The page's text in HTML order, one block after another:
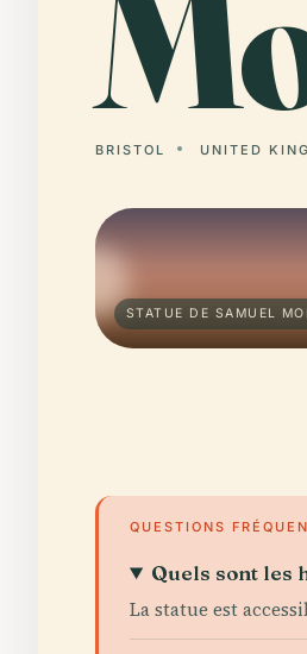
BRISTOL UNITED
STATUE DE SAMUEL
QUESTIONS
Quels sont les
La statue est